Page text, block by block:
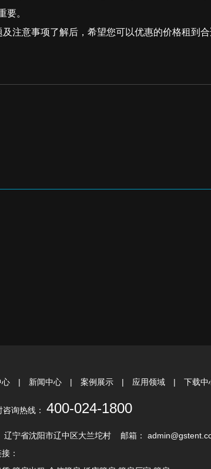
要。
注意事项了解后，希望您可以优惠的价格租到
心 | 新闻中心 | 案例展示 | 应用领域 | 下载中
咨询热线： 400-024-1800
辽宁省沈阳市辽中区大兰坨村 邮箱：
：